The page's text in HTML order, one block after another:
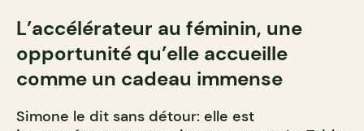
L’accélérateur au féminin, une
opportunité qu’elle accueille
comme un cadeau immense
Simone le dit sans détour: elle est